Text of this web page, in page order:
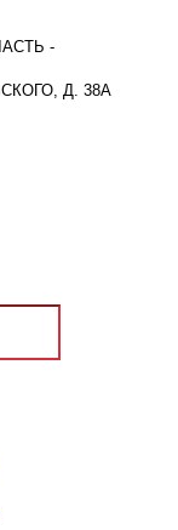
-
Д. 38А